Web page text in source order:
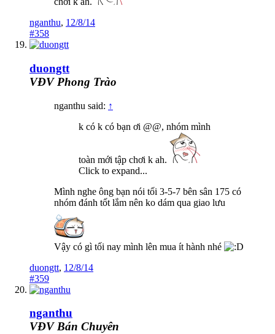
nganthu, 12/8/14
#358
duongtt
VĐV Phong Trào
nganthu said: ↑
k có k có bạn ơi @@, nhóm mình
toàn mới tập chơi k ah.
Click to expand...
Mình nghe ông bạn nói tối 3-5-7 bên sân 175 có
nhóm đánh tốt lắm nên ko dám qua giao lưu
Vậy có gì tối nay mình lên mua ít hành nhé
duongtt, 12/8/14
#359
nganthu
VĐV Bán Chuyên